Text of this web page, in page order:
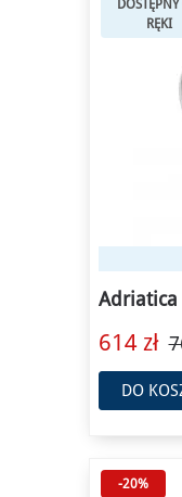
RĘKI
Adriatica
614 zł
DO
-20%